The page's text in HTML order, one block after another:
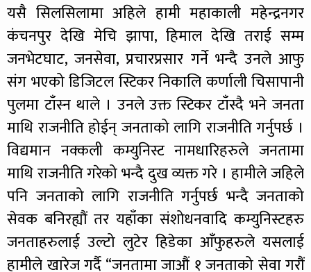
यसै सिलसिलामा अहिले हामी महाकाली महेन्द्रनगर
कंचनपुर देखि मेचि झापा, हिमाल देखि तराई सम्म
जनभेटघाट, जनसेवा, प्रचारप्रसार गर्ने भन्दै उनले आफु
संग भएको डिजिटल स्टिकर निकालि कर्णाली चिसापानी
पुलमा टाँस्न थाले । उनले उक्त स्टिकर टाँस्दै भने जनता
माथि राजनीति होईन् जनताको लागि राजनीति गर्नुपर्छ ।
विद्यमान नक्कली कम्युनिस्ट नामधारिहरुले जनतामा
माथि राजनीति गरेको भन्दै दुख व्यक्त गरे । हामीले जहिले
पनि जनताको लागि राजनीति गर्नुपर्छ भन्दै जनताको
सेवक बनिरह्यौं तर यहाँका संशोधनवादि कम्युनिस्टहरु
जनताहरुलाई उल्टो लुटेर हिडेका आँफुहरुले यसलाई
हामीले खारेज गर्दै “जनतामा जाऔं १ जनताको सेवा गरौं